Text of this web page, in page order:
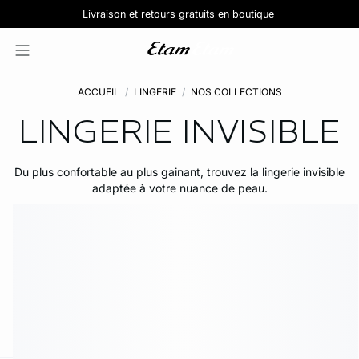
Lingerie en coton Découvrir la collection
Pure Dentelle :Découvrir la nouvelle collection de lingerie
Jolies culottes :5 pour 39,99€
Livraison et retours gratuits en boutique
ACCUEIL LINGERIE NOS COLLECTIONS
LINGERIE INVISIBLE
Du plus confortable au plus gainant, trouvez la lingerie invisible
adaptée à votre nuance de peau.